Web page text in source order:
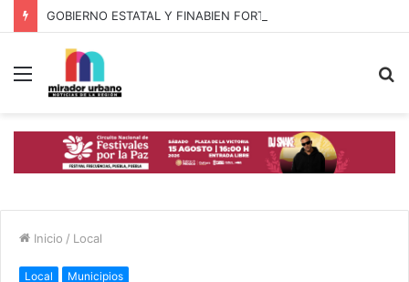
Menú
Inicio / Local
Local Municipios